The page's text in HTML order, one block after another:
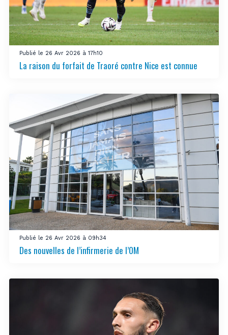
Publié le 26 Avr 2026 à 17h10
La raison du forfait de Traoré contre Nice est connue
Publié le 26 Avr 2026 à 09h34
Des nouvelles de l’infirmerie de l’OM